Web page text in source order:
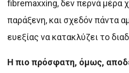
fibremaxxing, δεν περνά μέρα
παράξενη, και σχεδόν πάντα
ευεξίας να κατακλύζει το
Η πιο πρόσφατη, όμως,